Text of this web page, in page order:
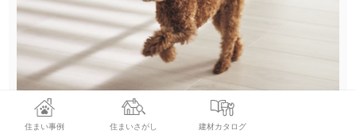
【体験レビュー】ペット用フローリングを試してみた！
住まい事例 住まいさがし 建材カタログ